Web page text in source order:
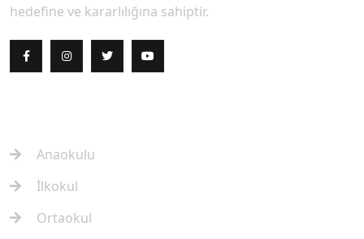
hedefine ve kararlılığına sahiptir.
Anaokulu
İlkokul
Ortaokul